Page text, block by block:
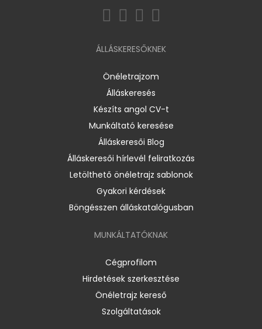
ÁLLÁSKERESŐKNEK
Önéletrajzom
Álláskeresés
Készíts angol CV-t
Munkáltató keresése
Álláskeresői Blog
Álláskeresői hírlevél feliratkozás
Letölthető önéletrajz sablonok
Gyakori kérdések
Böngésszen álláskatalógusban
MUNKÁLTATÓKNAK
Cégprofilom
Hirdetések szerkesztése
Önéletrajz kereső
Szolgáltatások